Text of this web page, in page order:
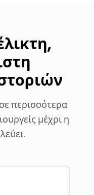
περισσότερα
μέχρι η